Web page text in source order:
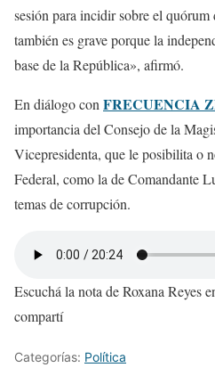
sesión para incidir sobre el
también es grave porque la
base de la República», afirmó.
En diálogo con FRECUENCIA
importancia del Consejo de la
Vicepresidenta, que le posibilita o
Federal, como la de Comandante
temas de corrupción.
Escuchá la nota de Roxana Reyes
compartí
Categorías: Política